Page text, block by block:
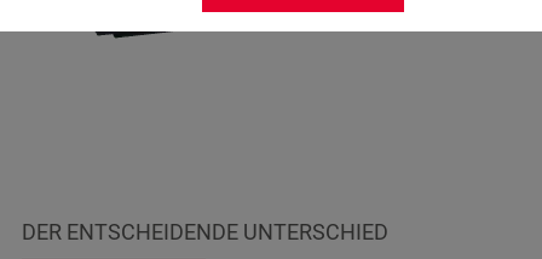
DER ENTSCHEIDENDE UNTERSCHIED